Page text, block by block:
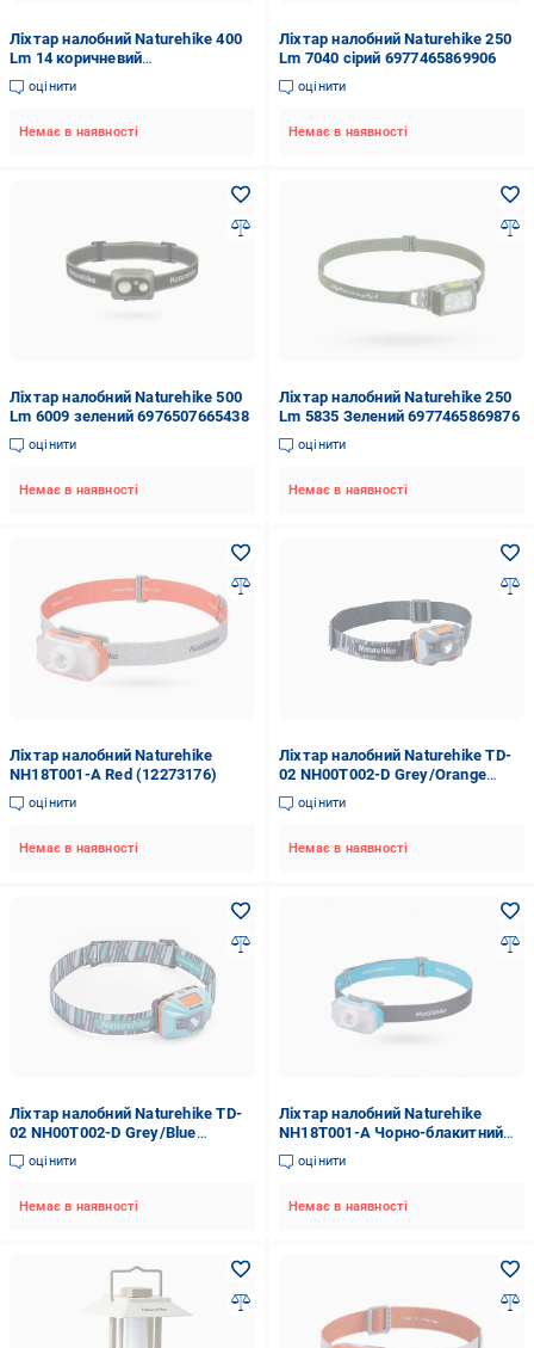
Ліхтар налобний Naturehike 400
Lm 14 коричневий
6927595794173
оцінити
Немає в наявності
Ліхтар налобний Naturehike 250
Lm 7040 сірий 6977465869906
оцінити
Немає в наявності
Ліхтар налобний Naturehike 500
Lm 6009 зелений 6976507665438
оцінити
Немає в наявності
Ліхтар налобний Naturehike 250
Lm 5835 Зелений 6977465869876
оцінити
Немає в наявності
Ліхтар налобний Naturehike
NH18T001-A Red (12273176)
оцінити
Немає в наявності
Ліхтар налобний Naturehike TD-
02 NH00T002-D Grey/Orange
(12273165)
оцінити
Немає в наявності
Ліхтар налобний Naturehike TD-
02 NH00T002-D Grey/Blue
(12273096)
оцінити
Немає в наявності
Ліхтар налобний Naturehike
NH18T001-A Чорно-блакитний
(atlantmarket_62990)
оцінити
Немає в наявності